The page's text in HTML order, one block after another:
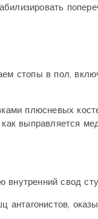
стопы в пол,
плюсневых
выправляется
свод